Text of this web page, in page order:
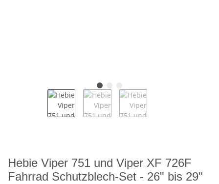
Hebie Viper 751 und Viper XF 726F
Fahrrad Schutzblech-Set - 26" bis 29"